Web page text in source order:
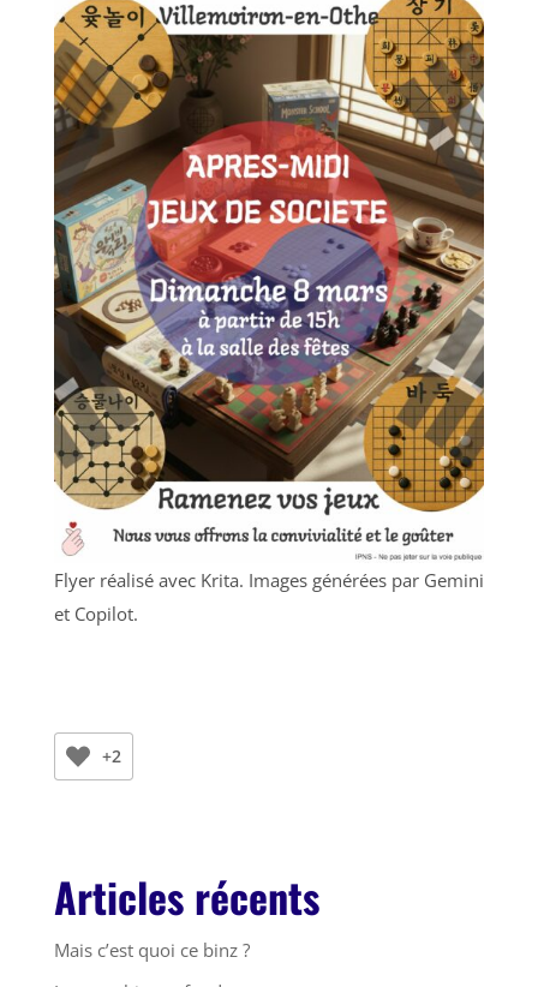
Flyer réalisé avec Krita. Images générées par Gemini
et Copilot.
+2
Articles récents
Mais c’est quoi ce binz ?